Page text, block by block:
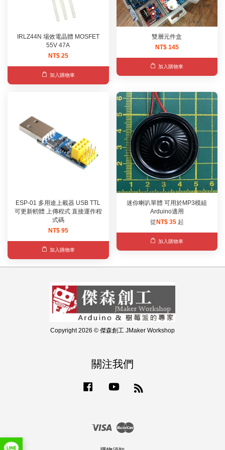
IRLZ44N 場效電晶體 MOSFET
55V 47A
NT$ 25
加入購物車
雙層元件盒
NT$ 145
加入購物車
ESP-01 多用途上載器 USB TTL
可更新軔體 上傳程式 直接運作程
式碼
NT$ 95
加入購物車
迷你喇叭單體 可用於MP3模組
Arduino適用
從NT$ 35 起
加入購物車
Copyright 2026 © 傑森創工 JMaker Workshop
關注我們
Facebook YouTube
Visa Master